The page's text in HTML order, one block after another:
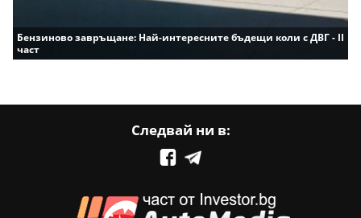
Бензиново завръщане: Най-интересните бъдещи коли с ДВГ - II
част
Следвай ни в: